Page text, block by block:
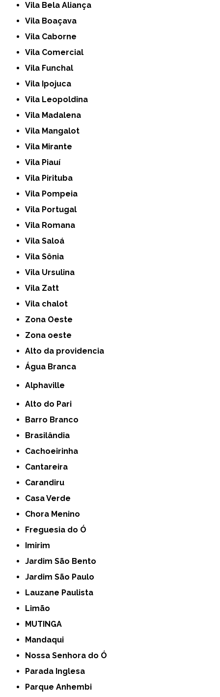
Vila Bela Aliança
Vila Boaçava
Vila Caborne
Vila Comercial
Vila Funchal
Vila Ipojuca
Vila Leopoldina
Vila Madalena
Vila Mangalot
Vila Mirante
Vila Piauí
Vila Pirituba
Vila Pompeia
Vila Portugal
Vila Romana
Vila Saloá
Vila Sônia
Vila Ursulina
Vila Zatt
Vila chalot
Zona Oeste
Zona oeste
alto da providencia
Água Branca
Alphaville
Alto do Pari
Barro Branco
Brasilândia
Cachoeirinha
Cantareira
Carandiru
Casa Verde
Chora Menino
Freguesia do Ó
Imirim
Jardim São Bento
Jardim São Paulo
Lauzane Paulista
Limão
MUTINGA
Mandaqui
Nossa Senhora do Ó
Parada Inglesa
Parque Anhembi